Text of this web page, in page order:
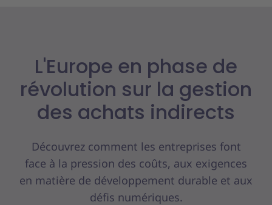
L'Europe en phase de
révolution sur la gestion
des achats indirects
Découvrez comment les entreprises font
face à la pression des coûts, aux exigences
en matière de développement durable et aux
défis numériques.